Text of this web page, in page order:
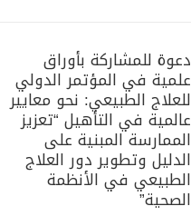
دعوة للمشاركة بأوراق
علمية في المؤتمر الدولي
للعلاج الطبيعي: نحو معايير
عالمية في التأهيل “تعزيز
الممارسة المبنية على
الدليل وتطوير دور العلاج
الطبيعي في الأنظمة
الصحية”